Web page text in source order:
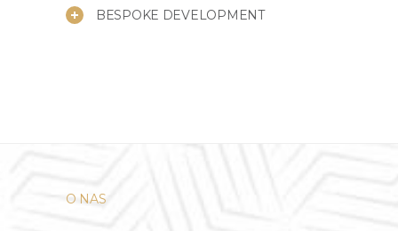
BESPOKE DEVELOPMENT
O NAS